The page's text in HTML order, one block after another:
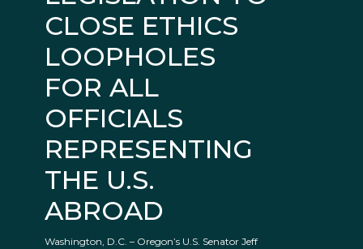
CLOSE ETHICS
LOOPHOLES
FOR ALL
OFFICIALS
REPRESENTING
THE U.S.
ABROAD
Washington, D.C. – Oregon’s U.S. Senator Jeff